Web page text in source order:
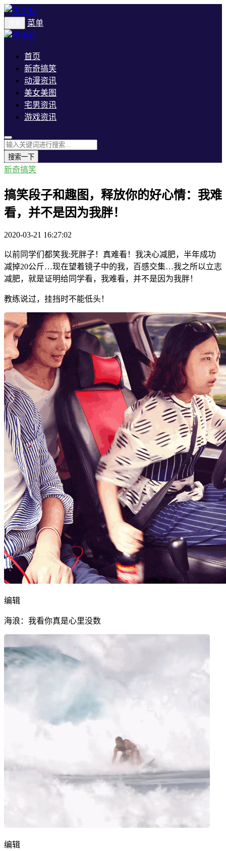
菜单
首页
新奇搞笑
动漫资讯
美女美图
宅男资讯
游戏资讯
搜索一下
新奇搞笑
搞笑段子和趣图，释放你的好心情：我难
看，并不是因为我胖！
2020-03-21 16:27:02
以前同学们都笑我:死胖子！真难看！我决心减肥，半年成功
减掉20公斤…现在望着镜子中的我，百感交集…我之所以立志
减肥，就是证明给同学看，我难看，并不是因为我胖！
教练说过，挂挡时不能低头！
编辑
海浪：我看你真是心里没数
编辑